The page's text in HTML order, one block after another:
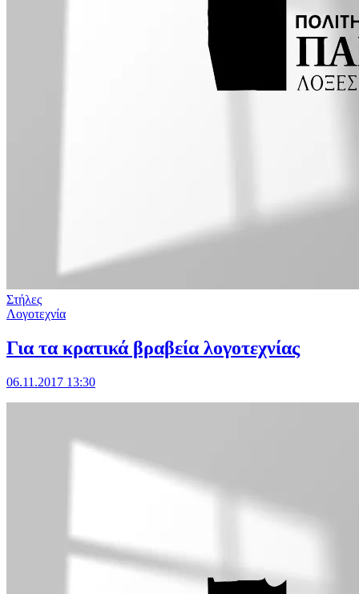
Στήλες
Λογοτεχνία
Για τα κρατικά βραβεία λογοτεχνίας
06.11.2017 13:30